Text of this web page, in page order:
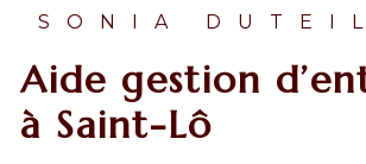
SONIA
Aide gestion d’entreprise
à Saint-Lô